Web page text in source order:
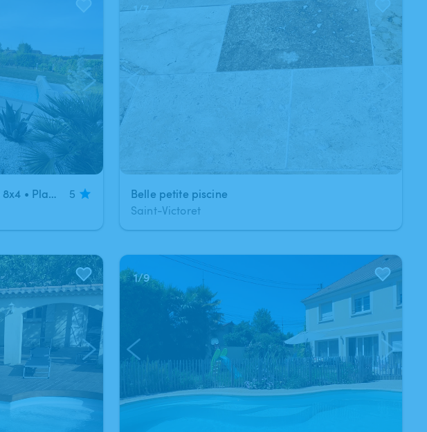
🌴 Piscine privée chauffée 29°C • 8x4 • Plage immergée • Pool house & BBQ ☀️
5
1/7
Belle petite piscine
Saint-Victoret
1/9